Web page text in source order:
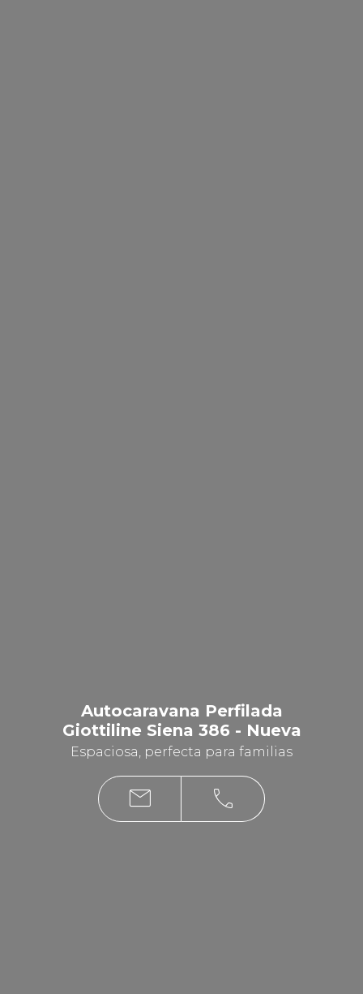
Autocaravana Perfilada
Giottiline Siena 386 - Nueva
Espaciosa, perfecta para familias
mail phone